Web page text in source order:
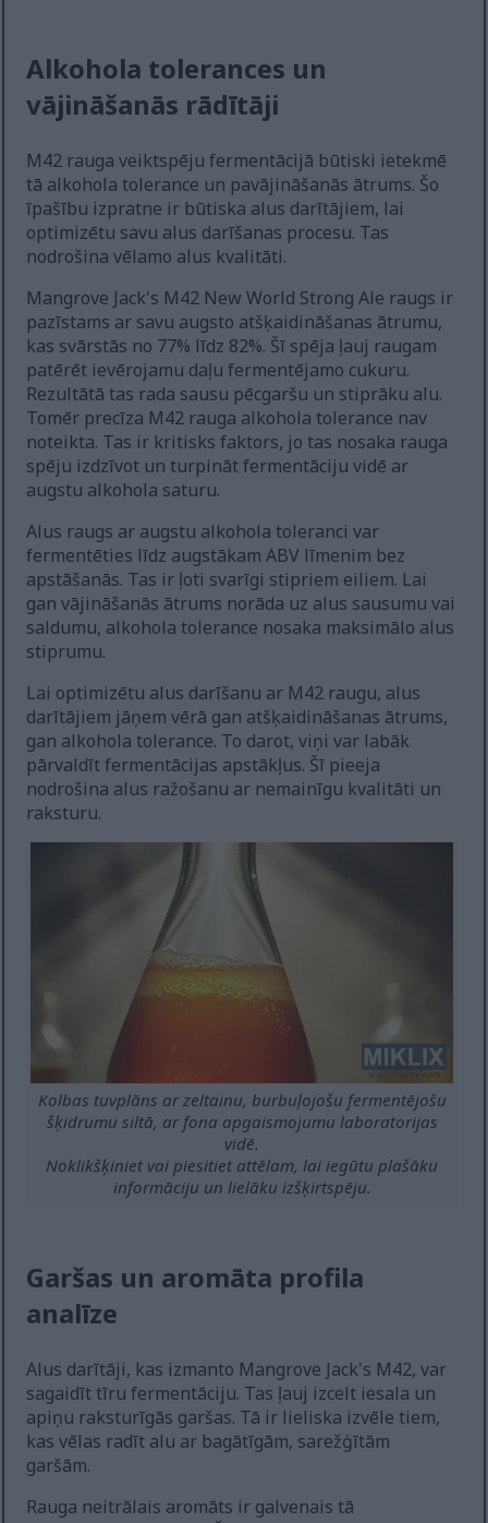
Alkohola tolerances un
vājināšanās rādītāji
M42 rauga veiktspēju fermentācijā būtiski ietekmē
tā alkohola tolerance un pavājināšanās ātrums. Šo
īpašību izpratne ir būtiska alus darītājiem, lai
optimizētu savu alus darīšanas procesu. Tas
nodrošina vēlamo alus kvalitāti.
Mangrove Jack's M42 New World Strong Ale raugs ir
pazīstams ar savu augsto atšķaidināšanas ātrumu,
kas svārstās no 77% līdz 82%. Šī spēja ļauj raugam
patērēt ievērojamu daļu fermentējamo cukuru.
Rezultātā tas rada sausu pēcgaršu un stiprāku alu.
Tomēr precīza M42 rauga alkohola tolerance nav
noteikta. Tas ir kritisks faktors, jo tas nosaka rauga
spēju izdzīvot un turpināt fermentāciju vidē ar
augstu alkohola saturu.
Alus raugs ar augstu alkohola toleranci var
fermentēties līdz augstākam ABV līmenim bez
apstāšanās. Tas ir ļoti svarīgi stipriem eiliem. Lai
gan vājināšanās ātrums norāda uz alus sausumu vai
saldumu, alkohola tolerance nosaka maksimālo alus
stiprumu.
Lai optimizētu alus darīšanu ar M42 raugu, alus
darītājiem jāņem vērā gan atšķaidināšanas ātrums,
gan alkohola tolerance. To darot, viņi var labāk
pārvaldīt fermentācijas apstākļus. Šī pieeja
nodrošina alus ražošanu ar nemainīgu kvalitāti un
raksturu.
Kolbas tuvplāns ar zeltainu, burbuļojošu fermentējošu
šķidrumu siltā, ar fona apgaismojumu laboratorijas
vidē.
Noklikšķiniet vai piesitiet attēlam, lai iegūtu plašāku
informāciju un lielāku izšķirtspēju.
Garšas un aromāta profila
analīze
Alus darītāji, kas izmanto Mangrove Jack's M42, var
sagaidīt tīru fermentāciju. Tas ļauj izcelt iesala un
apiņu raksturīgās garšas. Tā ir lieliska izvēle tiem,
kas vēlas radīt alu ar bagātīgām, sarežģītām
garšām.
Rauga neitrālais aromāts ir galvenais tā